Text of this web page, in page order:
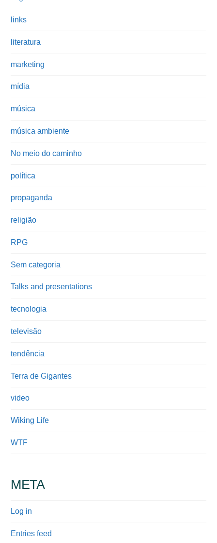
links
literatura
marketing
mídia
música
música ambiente
No meio do caminho
política
propaganda
religião
RPG
Sem categoria
Talks and presentations
tecnologia
televisão
tendência
Terra de Gigantes
video
Wiking Life
WTF
META
Log in
Entries feed